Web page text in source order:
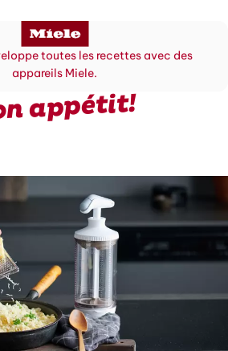
toutes les recettes avec des
appareils Miele.
appétit!